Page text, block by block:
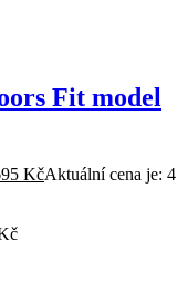
Fit model
KčAktuální cena je: 4